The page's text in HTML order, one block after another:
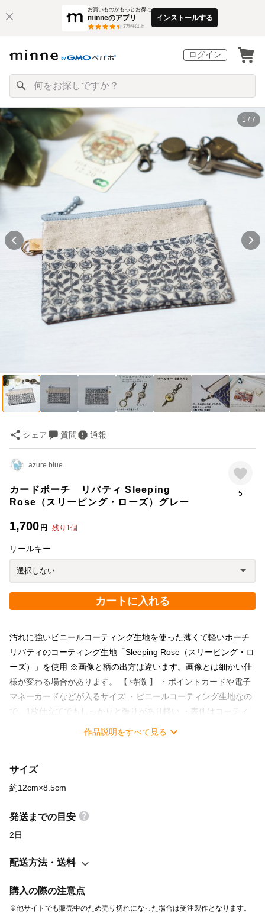
お買いものがもっとお得に
minneのアプリ
3万件以上
インストールする
ログイン
1 / 7
シェア 質問 通報
azure blue
カードポーチ リバティ Sleeping
Rose（スリーピング・ローズ）グレー
1,700 円 残り 1個
5
リールキー
カートに入れる
汚れに強いビニールコーティング生地を使った薄くて軽いポーチ
リバティのコーティング生地「Sleeping Rose（スリーピング・ロ
ーズ）」を使用 ※画像と柄の出方は違います。画像とは細かい仕
様が変わる場合があります。 【 特徴 】 ・ポイントカードや電子
マネーカードなどが入るサイズ ・ビニールコーティング生地なの
で、1枚仕立てでもしっかりと張りがあり軽い ・表側はコーティ
ングされているので汚れに強い ・少し大きめに作っているので、
ルキーなど付けられる ・柄の雰囲気と合わせた肉球チャーム（取
り外し可能） 【 中には 】 ・カード類を入れたり ・小銭やお札を
カンをつけている革タブはヌメ革に猫のシルエットを型押しして
います。 そして、ナチュラルヌメなので使用していると色が濃く
チャーム付き サイズ：約 12cm×8.5cm 【 有料オプション・リー
リバティ柄のリールキーをお付けします。
作品説明をすべて見る
サイズ
約12cm×8.5cm
発送までの目安
2日
配送方法・送料
購入の際の注意点
※他サイトでも販売中のため売り切れになった場合は受注製作となります。